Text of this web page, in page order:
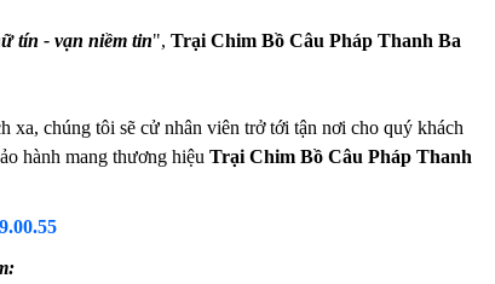
tín - vạn niềm tin", Trại Chim Bồ Câu Pháp Thanh Ba
xa, chúng tôi sẽ cử nhân viên trở tới tận nơi cho quý khách
hành mang thương hiệu Trại Chim Bồ Câu Pháp Thanh